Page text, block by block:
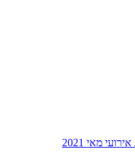
מאי 2021